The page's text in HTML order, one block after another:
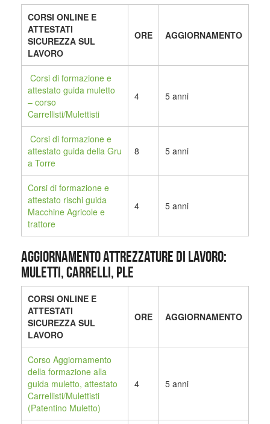
CORSI ONLINE E
ATTESTATI
SICUREZZA SUL
LAVORO
ORE AGGIORNAMENTO
Corsi di formazione e
attestato guida muletto
– corso
Carrellisti/Mulettisti
4 5 anni
Corsi di formazione e
attestato guida della Gru
a Torre
8 5 anni
Corsi di formazione e
attestato rischi guida
Macchine Agricole e
trattore
4 5 anni
AGGIORNAMENTO ATTREZZATURE DI LAVORO:
MULETTI, CARRELLI, PLE
CORSI ONLINE E
ATTESTATI
SICUREZZA SUL
LAVORO
ORE AGGIORNAMENTO
Corso Aggiornamento
della formazione alla
guida muletto, attestato
Carrellisti/Mulettisti
(Patentino Muletto)
4 5 anni